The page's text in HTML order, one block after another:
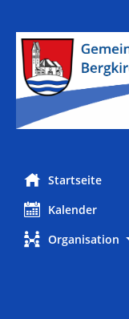
Startseite
Kalender
Organisation